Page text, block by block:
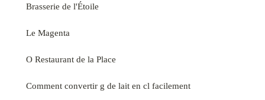
Brasserie de l'Étoile
Le Magenta
O Restaurant de la Place
Comment convertir g de lait en cl facilement